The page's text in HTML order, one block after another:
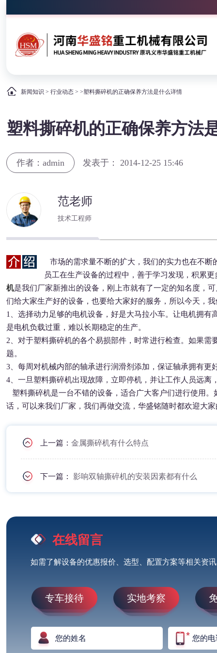
新闻知识 >行业动态 > >塑料撕碎机的正确保养方法是什么详情
塑料撕碎机的正确保养方法
作者：admin 发表于： 2014-12-25 15:46
范老师
技术工程师
市场的需求量不断的扩大，我们的实力也在不
员工在生产设备的过程中，善于学习发现，积累
机是我们厂家新推出的设备，刚上市就有了一定的知名度，
们给大家生产好的设备，也要给大家好的服务，所以今天，
1、选择动力足够的电机设备，好是大马拉小车。让电机拥
是电机负载过重，难以长期稳定的生产。
2、对于塑料撕碎机的各个易损部件，时常进行检查。如果
题。
3、每周对机械内部的轴承进行润滑剂添加，保证轴承拥有
4、一旦塑料撕碎机出现故障，立即停机，并让工作人员远
塑料撕碎机是一台不错的设备，适合广大客户们进行使用
话，可以来我们厂家，我们再做交流，华盛铭随时都欢迎大
上一篇：金属撕碎机有什么特点
下一篇：影响双轴撕碎机的安装因素都有什么
在线留言
如需了解设备的优惠报价、选型、配置方案等相关资
专车接待 实地考察